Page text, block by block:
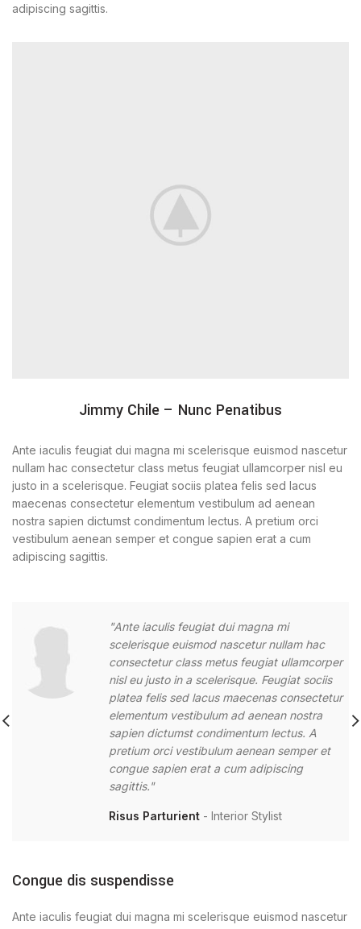
adipiscing sagittis.
Jimmy Chile – Nunc Penatibus
Ante iaculis feugiat dui magna mi scelerisque euismod nascetur
nullam hac consectetur class metus feugiat ullamcorper nisl eu
justo in a scelerisque. Feugiat sociis platea felis sed lacus
maecenas consectetur elementum vestibulum ad aenean
nostra sapien dictumst condimentum lectus. A pretium orci
vestibulum aenean semper et congue sapien erat a cum
adipiscing sagittis.
"Ante iaculis feugiat dui magna mi
scelerisque euismod nascetur nullam hac
consectetur class metus feugiat ullamcorper
nisl eu justo in a scelerisque. Feugiat sociis
platea felis sed lacus maecenas consectetur
elementum vestibulum ad aenean nostra
sapien dictumst condimentum lectus. A
pretium orci vestibulum aenean semper et
congue sapien erat a cum adipiscing
sagittis."
Risus Parturient Interior Stylist
Congue dis suspendisse
Ante iaculis feugiat dui magna mi scelerisque euismod nascetur